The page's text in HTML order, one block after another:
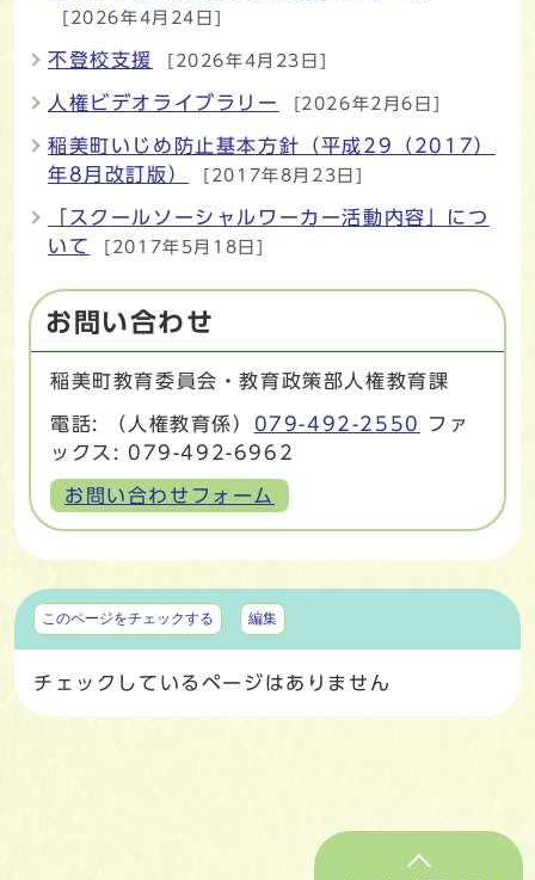
[2026年4月24日]
不登校支援 [2026年4月23日]
人権ビデオライブラリー [2026年2月6日]
稲美町いじめ防止基本方針（平成29（2017）
年8月改訂版）
[2017年8月23日]
「スクールソーシャルワーカー活動内容」につ
いて
[2017年5月18日]
お問い合わせ
稲美町教育委員会・教育政策部人権教育課
電話: （人権教育係） 079-492-2550
ファ
ックス: 079-492-6962
お問い合わせフォーム
マイページ
このページをチェックする 編集
チェックしているページはありません